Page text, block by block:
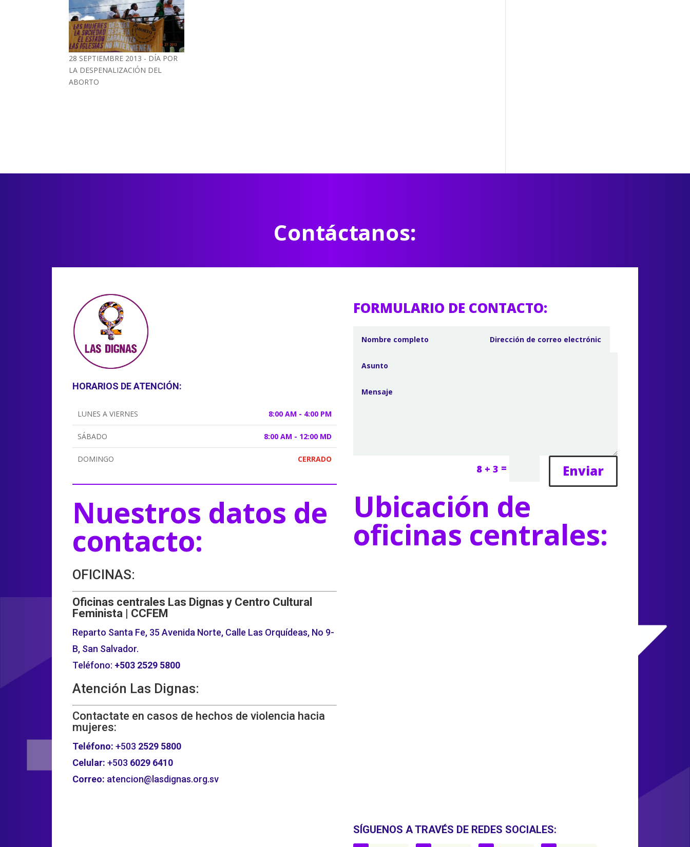
28 SEPTIEMBRE 2013 - DÍA POR
LA DESPENALIZACIÓN DEL
ABORTO
Contáctanos:
HORARIOS DE ATENCIÓN:
LUNES A VIERNES 8:00 AM - 4:00 PM
SÁBADO 8:00 AM - 12:00 MD
DOMINGO CERRADO
Nuestros datos de
contacto:
OFICINAS:
Oficinas centrales Las Dignas y Centro Cultural
Feminista | CCFEM
Reparto Santa Fe, 35 Avenida Norte, Calle Las Orquídeas, No 9-
B, San Salvador.
Teléfono: +503 2529 5800
Atención Las Dignas:
Contactate en casos de hechos de violencia hacia
mujeres:
Teléfono: +503 2529 5800
Celular: +503 6029 6410
Correo: atencion@lasdignas.org.sv
FORMULARIO DE CONTACTO:
8 + 3 = Enviar
Ubicación de
oficinas centrales:
SÍGUENOS A TRAVÉS DE REDES SOCIALES: